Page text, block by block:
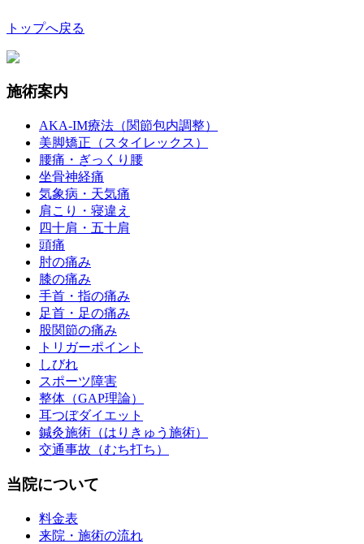
トップへ戻る
施術案内
AKA-IM療法（関節包内調整）
美脚矯正（スタイレックス）
腰痛・ぎっくり腰
坐骨神経痛
気象病・天気痛
肩こり・寝違え
四十肩・五十肩
頭痛
肘の痛み
膝の痛み
手首・指の痛み
足首・足の痛み
股関節の痛み
トリガーポイント
しびれ
スポーツ障害
整体（GAP理論）
耳つぼダイエット
鍼灸施術（はりきゅう施術）
交通事故（むち打ち）
当院について
料金表
来院・施術の流れ